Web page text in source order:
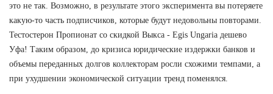
это не так. Возможно, в результате этого эксперимента вы потеряете
какую-то часть подписчиков, которые будут недовольны повторами.
Тестостерон Пропионат со скидкой Выкса - Egis Ungaria дешево
Уфа! Таким образом, до кризиса юридические издержки банков и
объемы переданных долгов коллекторам росли схожими темпами, а
при ухудшении экономической ситуации тренд поменялся.